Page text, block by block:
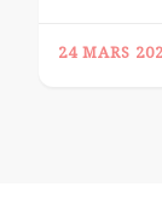
24 MARS